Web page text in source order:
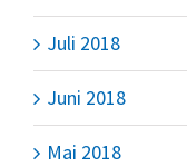
Juli 2018
Juni 2018
Mai 2018